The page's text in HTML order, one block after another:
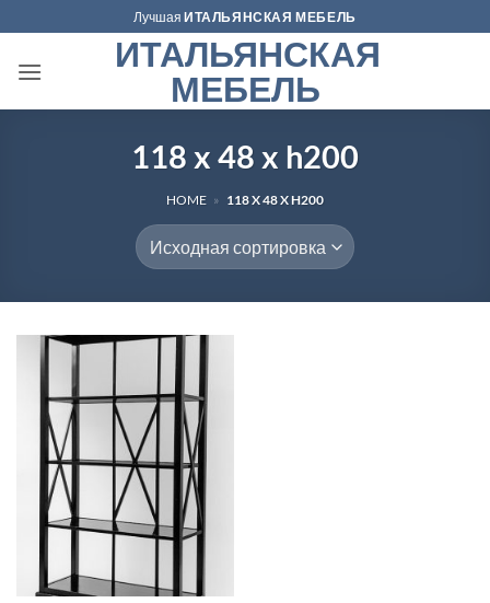
to
content
ЛучшаяИТАЛЬЯНСКАЯ МЕБЕЛЬ
ИТАЛЬЯНСКАЯ
МЕБЕЛЬ
118 x 48 x h200
HOME » 118 X 48 X H200